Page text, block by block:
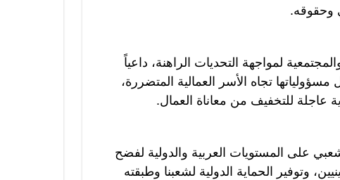
وحقوقه.
لمواجهة التحديات الراهنة، داعياً
تجاه الأسر العمالية المتضررة،
عاجلة للتخفيف من معاناة العمال.
على المستويات العربية والدولية لفضح
وتوفير الحماية الدولية لشعبنا وطبقته